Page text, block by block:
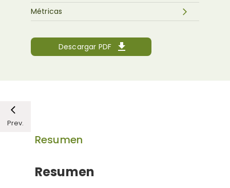
Descargar PDF
Métricas
Prev.
Resumen
Resumen